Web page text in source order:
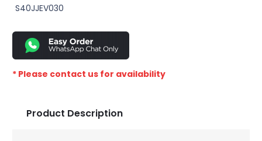
S40JJEV030
* Please contact us for availability
Product Description